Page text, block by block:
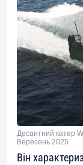
Десантний катер
Вересень 2025
Він